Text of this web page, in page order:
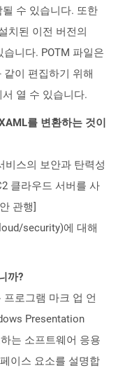
수 있습니다. 또한
치된 이전 버전의
니다. POTM 파일은
이 편집하기 위해
열 수 있습니다.
를 변환하는 것이
비스의 보안과 탄력성
클라우드 서버를 사
관행]
security)에 대해
까?
로그램 마크 업 언
Presentation
는 소프트웨어 응용
이스 요소를 설명합